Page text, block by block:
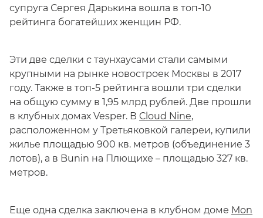
супруга Сергея Дарькина вошла в топ-10
рейтинга богатейших женщин РФ.
Эти две сделки с таунхаусами стали самыми
крупными на рынке новостроек Москвы в 2017
году. Также в топ-5 рейтинга вошли три сделки
на общую сумму в 1,95 млрд рублей. Две прошли
в клубных домах Vesper. В Cloud Nine,
расположенном у Третьяковкой галереи, купили
жилье площадью 900 кв. метров (объединение 3
лотов), а в Bunin на Плющихе – площадью 327 кв.
метров.
Еще одна сделка заключена в клубном доме Mon